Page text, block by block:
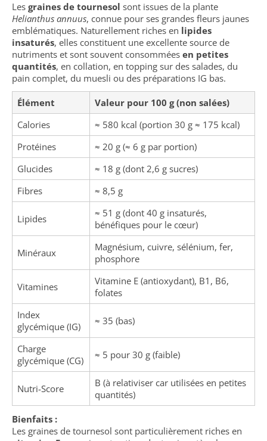
Les graines de tournesol sont issues de la plante
Helianthus annuus, connue pour ses grandes fleurs jaunes
emblématiques. Naturellement riches en lipides
insaturés, elles constituent une excellente source de
nutriments et sont souvent consommées en petites
quantités, en collation, en topping sur des salades, du
pain complet, du muesli ou des préparations IG bas.
Élément
Valeur pour 100 g (non salées)
Calories
≈ 580 kcal (portion 30 g ≈ 175 kcal)
Protéines
≈ 20 g (≈ 6 g par portion)
Glucides
≈ 18 g (dont 2,6 g sucres)
Fibres
≈ 8,5 g
Lipides
≈ 51 g (dont 40 g insaturés,
bénéfiques pour le cœur)
Minéraux
Magnésium, cuivre, sélénium, fer,
phosphore
Vitamines
Vitamine E (antioxydant), B1, B6,
folates
Index
glycémique (IG)
≈ 35 (bas)
Charge
glycémique (CG)
≈ 5 pour 30 g (faible)
Nutri-Score
B (à relativiser car utilisées en petites
quantités)
Bienfaits :
Les graines de tournesol sont particulièrement riches en